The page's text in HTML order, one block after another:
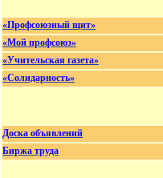
«Профсоюзный щит»
«Мой профсоюз»
«Учительская газета»
«Солидарность»
Доска объявлений
Биржа труда